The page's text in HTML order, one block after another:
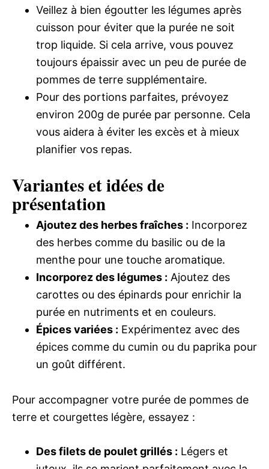
Veillez à bien égoutter les légumes après
cuisson pour éviter que la purée ne soit
trop liquide. Si cela arrive, vous pouvez
toujours épaissir avec un peu de purée de
pommes de terre supplémentaire.
Pour des portions parfaites, prévoyez
environ 200g de purée par personne. Cela
vous aidera à éviter les excès et à mieux
planifier vos repas.
Variantes et idées de
présentation
Ajoutez des herbes fraîches : Incorporez
des herbes comme du basilic ou de la
menthe pour une touche aromatique.
Incorporez des légumes : Ajoutez des
carottes ou des épinards pour enrichir la
purée en nutriments et en couleurs.
Épices variées : Expérimentez avec des
épices comme du cumin ou du paprika pour
un goût différent.
Pour accompagner votre purée de pommes de
terre et courgettes légère, essayez :
Des filets de poulet grillés : Légers et